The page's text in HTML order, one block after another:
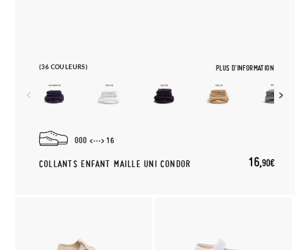
(36 COULEURS) PLUS D'INFORMATION
000 16
COLLANTS ENFANT MAILLE UNI CONDOR 16,90€